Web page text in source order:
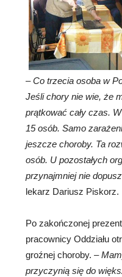
–Co trzecia osoba w
Jeśli chory nie wie, że
prątkować cały czas.
15 osób. Samo
jeszcze choroby. Ta
osób. U pozostałych
przynajmniej nie
lekarz Dariusz Piskorz.
Po zakończonej
pracownicy Oddziału
groźnej choroby. –
przyczynią się do